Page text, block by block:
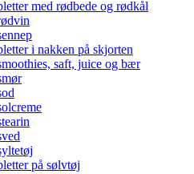
med rødbede og rødkål
i nakken på skjorten
saft, juice og bær
på sølvtøj